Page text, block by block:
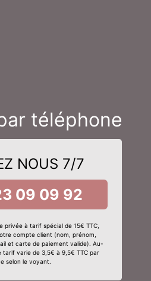
téléphone
NOUS 7/7
09 09 92
privée à tarif spécial de 15€ TTC,
compte client (nom, prénom,
et carte de paiement valide). Au-
tarif varie de 3,5€ à 9,5€ TTC par
selon le voyant.